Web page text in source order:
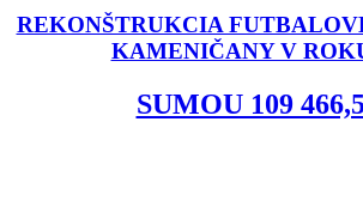
REKONŠTRUKCIA
KAMENIČANY V
SUMOU 109